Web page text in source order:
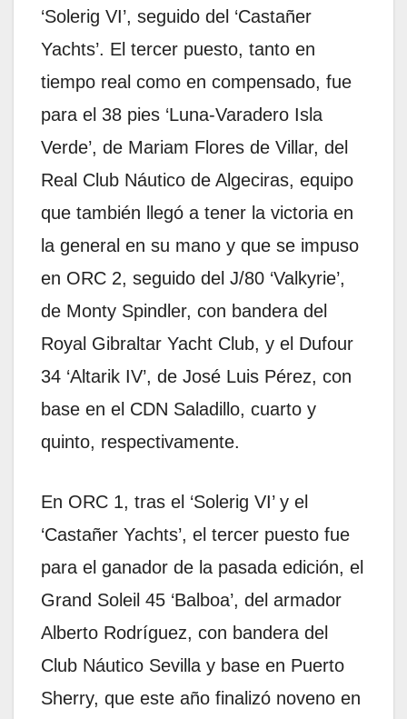
‘Solerig VI’, seguido del ‘Castañer
Yachts’. El tercer puesto, tanto en
tiempo real como en compensado, fue
para el 38 pies ‘Luna-Varadero Isla
Verde’, de Mariam Flores de Villar, del
Real Club Náutico de Algeciras, equipo
que también llegó a tener la victoria en
la general en su mano y que se impuso
en ORC 2, seguido del J/80 ‘Valkyrie’,
de Monty Spindler, con bandera del
Royal Gibraltar Yacht Club, y el Dufour
34 ‘Altarik IV’, de José Luis Pérez, con
base en el CDN Saladillo, cuarto y
quinto, respectivamente.
En ORC 1, tras el ‘Solerig VI’ y el
‘Castañer Yachts’, el tercer puesto fue
para el ganador de la pasada edición, el
Grand Soleil 45 ‘Balboa’, del armador
Alberto Rodríguez, con bandera del
Club Náutico Sevilla y base en Puerto
Sherry, que este año finalizó noveno en